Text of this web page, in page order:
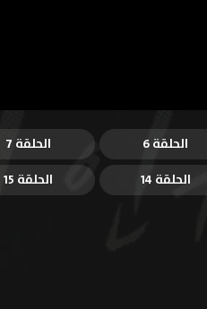
الحلقة 6 الحلقة 7
الحلقة 14 الحلقة 15